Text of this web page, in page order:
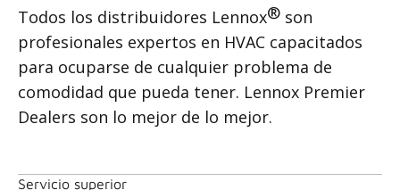
Todos los distribuidores Lennox® son
profesionales expertos en HVAC capacitados
para ocuparse de cualquier problema de
comodidad que pueda tener. Lennox Premier
Dealers son lo mejor de lo mejor.
Servicio superior